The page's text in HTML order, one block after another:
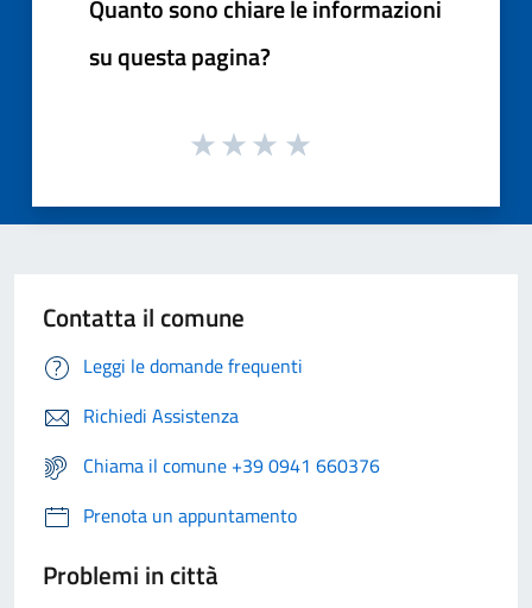
Quanto sono chiare le informazioni
su questa pagina?
Contatta il comune
Leggi le domande frequenti
Richiedi Assistenza
Chiama il comune +39 0941 660376
Prenota un appuntamento
Problemi in città